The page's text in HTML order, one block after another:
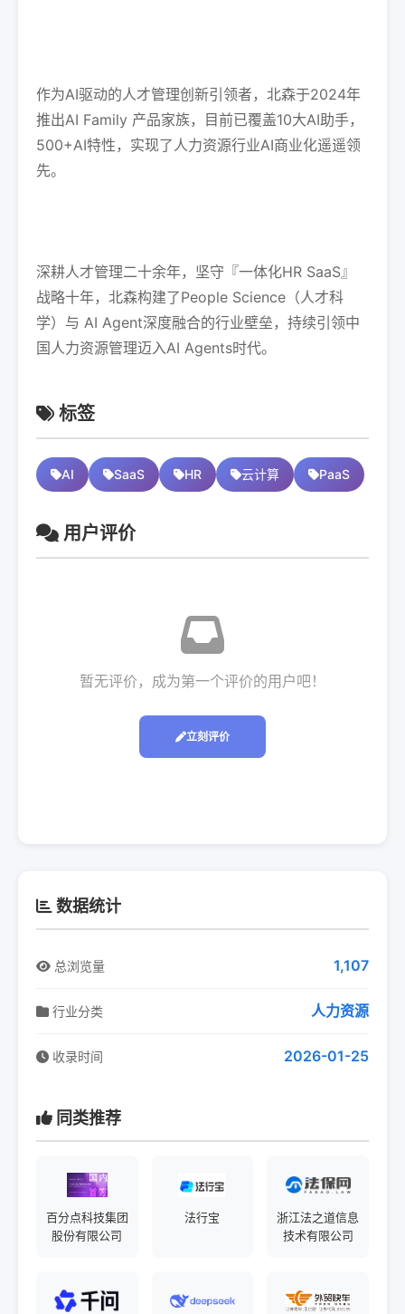
作为AI驱动的人才管理创新引领者，北森于2024年
推出AI Family 产品家族，目前已覆盖10大AI助手，
500+AI特性，实现了人力资源行业AI商业化遥遥领
先。
深耕人才管理二十余年，坚守『一体化HR SaaS』
战略十年，北森构建了People Science（人才科
学）与 AI Agent深度融合的行业壁垒，持续引领中
国人力资源管理迈入AI Agents时代。
标签
AI SaaS HR 云计算 PaaS
用户评价
暂无评价，成为第一个评价的用户吧！
立刻评价
数据统计
总浏览量 1,107
行业分类 人力资源
收录时间 2026-01-25
同类推荐
百分点科技集团
股份有限公司
法行宝
浙江法之道信息
技术有限公司